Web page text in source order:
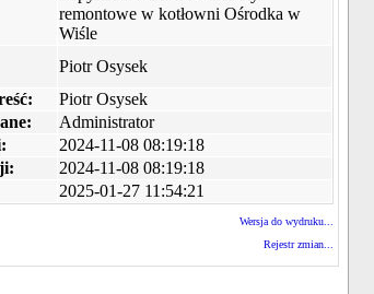
remontowe w kotłowni Ośrodka w
Wiśle
Piotr Osysek
Piotr Osysek
Administrator
2024-11-08 08:19:18
2024-11-08 08:19:18
2025-01-27 11:54:21
Wersja do wydruku...
Rejestr zmian...